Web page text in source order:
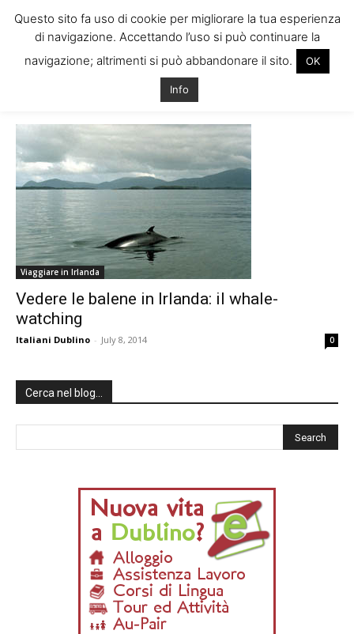
Tag: delfini in irlanda
Viaggiare in Irlanda
Vedere le balene in Irlanda: il whale-
watching
Italiani Dublino - July 8, 2014 0
Cerca nel blog…
Questo sito fa uso di cookie per migliorare la tua esperienza
di navigazione. Accettando l’uso si può continuare la
navigazione; altrimenti si può abbandonare il sito.
OK
Info